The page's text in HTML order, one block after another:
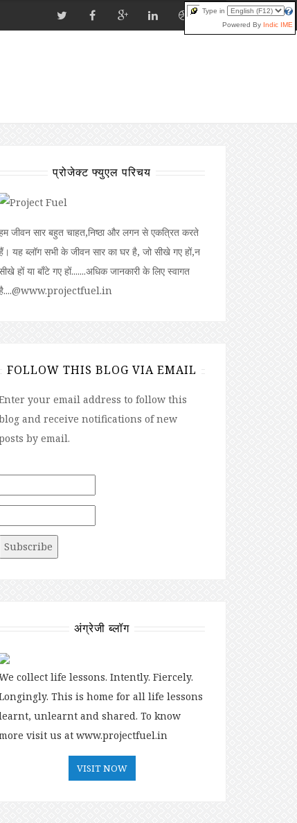
प्रोजेक्ट फ्युएल परिचय
जीवन सार बहुत चाहत,निष्ठा और लगन से एकत्रित करते
यह ब्लॉग सभी के जीवन सार का घर है, जो सीखे गए हों,न
हों या बॉंटे गए हों.......अधिक जानकारी के लिए स्वागत
FOLLOW THIS BLOG VIA EMAIL
your email address to follow this
and receive notifications of new
by email.
अंग्रेजी ब्लॉग
collect life lessons. Intently. Fiercely.
This is home for all life lessons
unlearnt and shared. To know
visit us at www.projectfuel.in
VISIT NOW
Type in
Powered By Indic IME